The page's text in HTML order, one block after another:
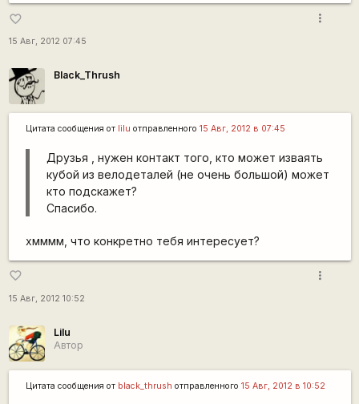
favorite_border
15 Авг, 2012 07:45
more_vert
Black_Thrush
Цитата сообщения от lilu отправленного 15 Авг, 2012 в 07:45
Друзья , нужен контакт того, кто может изваять
кубой из велодеталей (не очень большой) может
кто подскажет?
Спасибо.
хмммм, что конкретно тебя интересует?
favorite_border
15 Авг, 2012 10:52
more_vert
Lilu
Автор
Цитата сообщения от black_thrush отправленного 15 Авг, 2012 в 10:52